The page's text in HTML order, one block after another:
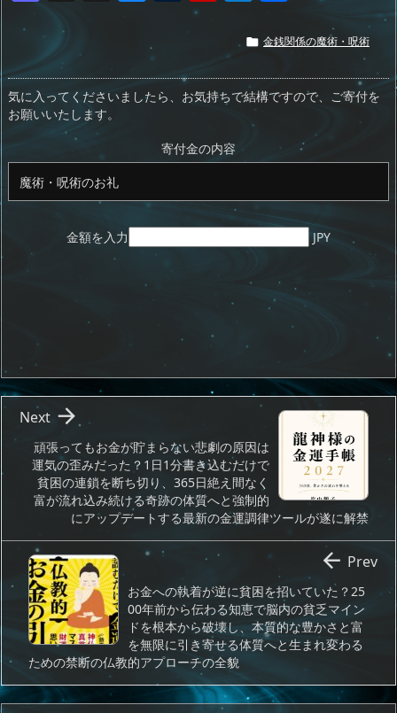
st
o
d
o
n
re
a
d
s
e
sk
y
u
bl
r
o
ar
n
d
ro
p.
io
 金銭関係の魔術・呪術
気に入ってくださいましたら、お気持ちで結構ですので、ご寄付を
お願いいたします。
寄付金の内容
金額を入力 JPY
頑張ってもお金が貯まらない悲劇の原因は
運気の歪みだった？1日1分書き込むだけで
貧困の連鎖を断ち切り、365日絶え間なく
富が流れ込み続ける奇跡の体質へと強制的
にアップデートする最新の金運調律ツールが遂に解禁

Next
お金への執着が逆に貧困を招いていた？25
00年前から伝わる知恵で脳内の貧乏マイン
ドを根本から破壊し、本質的な豊かさと富
を無限に引き寄せる体質へと生まれ変わる
ための禁断の仏教的アプローチの全貌
 Prev